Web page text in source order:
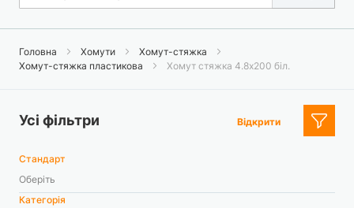
Головна Хомути
Хомут-стяжка
Хомут-стяжка пластикова
Хомут стяжка 4.8х200 біл.
Усі фільтри Відкрити
Стандарт
Оберіть
Категорія